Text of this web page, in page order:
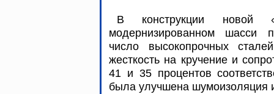
В конструкции новой
модернизированном шасси
число высокопрочных
жесткость на кручение и
41 и 35 процентов
была улучшена шумоизоляция